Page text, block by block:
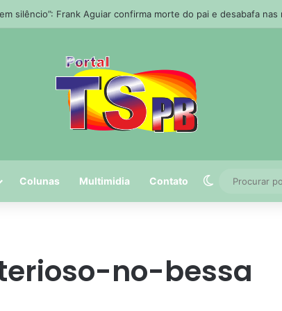
silêncio”: Frank Aguiar confirma morte do pai e desabafa nas
Colunas Multimidia Contato Switch skin
no-bessa